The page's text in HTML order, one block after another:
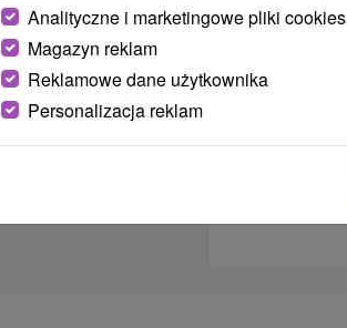
Analityczne i marketingowe pliki cookies
Magazyn reklam
Reklamowe dane użytkownika
Personalizacja reklam